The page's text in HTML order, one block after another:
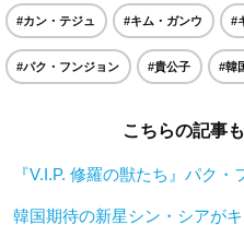
#カン・テジュ #キム・ガンウ #
#パク・フンジョン #貴公子 #韓
こちらの記事
『V.I.P. 修羅の獣たち』パク
韓国期待の新星シン・シアが